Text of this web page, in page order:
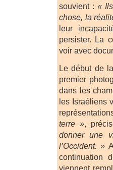
souvient : «
chose, la
leur
persister. La
voir avec
Le début de
premier
dans les
les Israéliens
terre » ,
donner une
l’Occident. »
continuation
viennent